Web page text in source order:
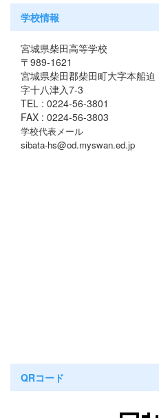
学校情報
宮城県柴田高等学校
〒989-1621
宮城県柴田郡柴田町大字本船迫
字十八津入7-3
TEL : 0224-56-3801
FAX : 0224-56-3803
学校代表メール
sibata-hs@od.myswan.ed.jp
QRコード